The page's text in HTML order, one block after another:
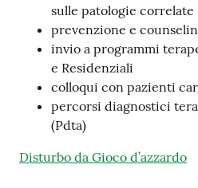
Scuole
Imprese
ed Enti
Seguici
su
sulle patologie correlate
prevenzione e
invio a programmi
e Residenziali
colloqui con pazienti
percorsi diagnostici
(Pdta)
Disturbo da Gioco d’azzardo